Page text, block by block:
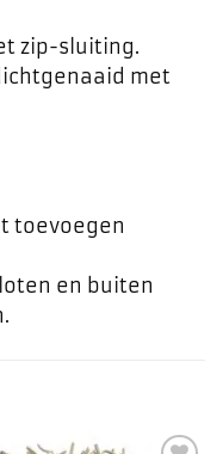
zip-sluiting.
met
toevoegen
en buiten